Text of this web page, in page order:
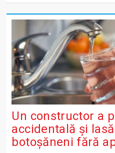
Un constructor a
accidentală și
botoșăneni fără